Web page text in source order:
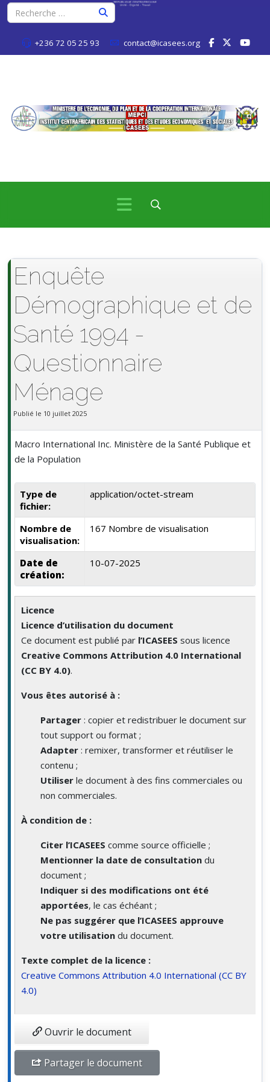
+236 72 05 25 93 contact@icasees.org
Enquête
Démographique et de
Santé 1994 -
Questionnaire
Ménage
Publié le 10 juillet 2025
Macro International Inc. Ministère de la Santé Publique et
de la Population
Type de
fichier:
application/octet-stream
Nombre de
visualisation:
167 Nombre de visualisation
Date de
création:
10-07-2025
Licence
Licence d’utilisation du document
Ce document est publié par l’ICASEES sous licence
Creative Commons Attribution 4.0 International
(CC BY 4.0).
Vous êtes autorisé à :
Partager : copier et redistribuer le document sur
tout support ou format ;
Adapter : remixer, transformer et réutiliser le
contenu ;
Utiliser le document à des fins commerciales ou
non commerciales.
À condition de :
Citer l’ICASEES comme source officielle ;
Mentionner la date de consultation du
document ;
Indiquer si des modifications ont été
apportées, le cas échéant ;
Ne pas suggérer que l’ICASEES approuve
votre utilisation du document.
Texte complet de la licence :
Creative Commons Attribution 4.0 International (CC BY
4.0)
Ouvrir le document
Partager le document